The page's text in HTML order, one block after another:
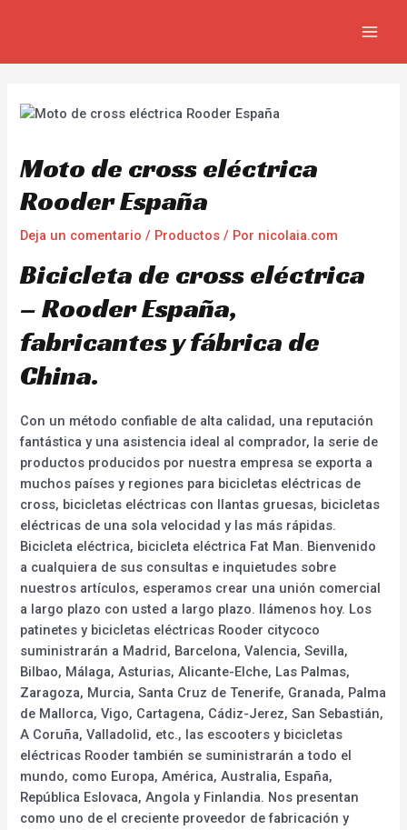
Moto de cross eléctrica
Rooder España
Deja un comentario / Productos / Por nicolaia.com
Bicicleta de cross eléctrica
– Rooder España,
fabricantes y fábrica de
China.
Con un método confiable de alta calidad, una reputación
fantástica y una asistencia ideal al comprador, la serie de
productos producidos por nuestra empresa se exporta a
muchos países y regiones para bicicletas eléctricas de
cross, bicicletas eléctricas con llantas gruesas, bicicletas
eléctricas de una sola velocidad y las más rápidas.
Bicicleta eléctrica, bicicleta eléctrica Fat Man. Bienvenido
a cualquiera de sus consultas e inquietudes sobre
nuestros artículos, esperamos crear una unión comercial
a largo plazo con usted a largo plazo. llámenos hoy. Los
patinetes y bicicletas eléctricas Rooder citycoco
suministrarán a Madrid, Barcelona, Valencia, Sevilla,
Bilbao, Málaga, Asturias, Alicante-Elche, Las Palmas,
Zaragoza, Murcia, Santa Cruz de Tenerife, Granada, Palma
de Mallorca, Vigo, Cartagena, Cádiz-Jerez, San Sebastián,
A Coruña, Valladolid, etc., las escooters y bicicletas
eléctricas Rooder también se suministrarán a todo el
mundo, como Europa, América, Australia, España,
República Eslovaca, Angola y Finlandia. Nos presentan
como uno de el creciente proveedor de fabricación y